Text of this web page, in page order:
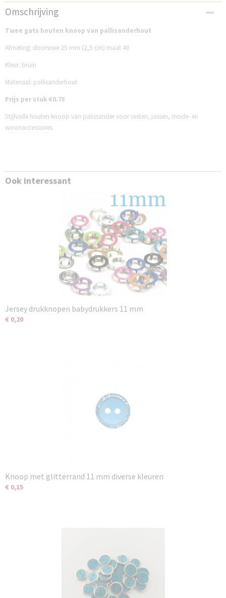
Productcode
DBK25PH
Omschrijving
Twee gats houten knoop van pallisanderhout
Afmeting: doorsnee 25 mm (2,5 cm) maat 40
Kleur: bruin
Materiaal: pallisanderhout
Prijs per stuk €0.75
Stijlvolle houten knoop van palissander voor vesten, jassen, mode- en
woonaccessoires.
Ook interessant
Jersey drukknopen babydrukkers 11 mm
€ 0,20
Knoop met glitterrand 11 mm diverse kleuren
€ 0,15